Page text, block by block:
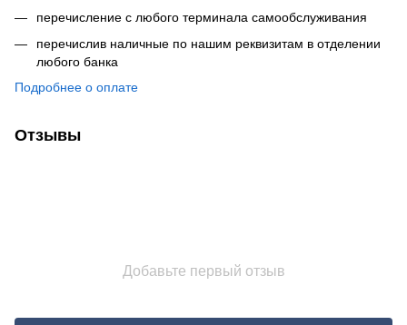
перечисление с любого терминала самообслуживания
перечислив наличные по нашим реквизитам в отделении
любого банка
Подробнее о оплате
Отзывы
Добавьте первый отзыв